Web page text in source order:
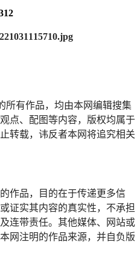
所有作品，均由本网编辑搜集
点、配图等内容，版权均属于
转载，讳反者本网将追究相关
作品，目的在于传递更多信
证实其内容的真实性，不承担
连带责任。其他媒体、网站或
网注明的作品来源，并自负版